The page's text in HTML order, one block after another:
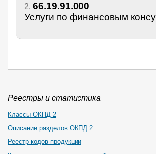
2. 66.19.91.000
Услуги по финансовым
Реестры и статистика
Классы ОКПД 2
Описание разделов ОКПД 2
Реестр кодов продукции